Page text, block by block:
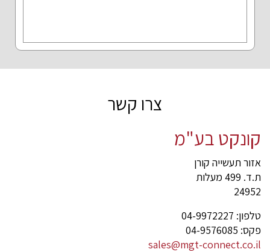
צרו קשר
קונקט בע"מ
אזור תעשייה קורן
ת.ד. 499 מעלות
24952
טלפון: 04-9972227
פקס: 04-9576085
sales@mgt-connect.co.il